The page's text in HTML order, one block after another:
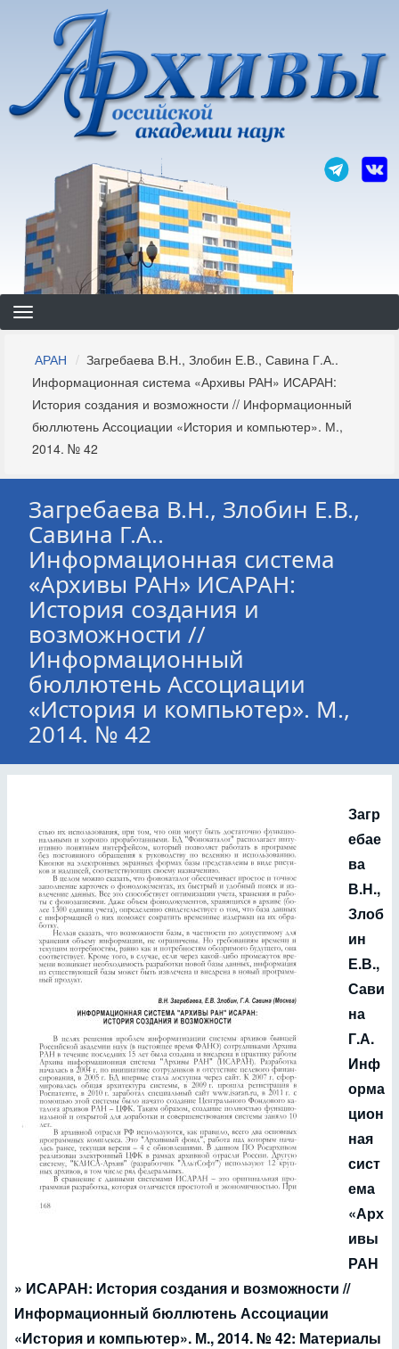
основному
содержанию
Строка
навигации
АРАН
Загребаева В.Н., Злобин Е.В., Савина Г.А..
Информационная система «Архивы РАН» ИСАРАН:
История создания и возможности // Информационный
бюллютень Ассоциации «История и компьютер». М.,
2014. № 42
Загребаева В.Н., Злобин Е.В.,
Савина Г.А..
Информационная система
«Архивы РАН» ИСАРАН:
История создания и
возможности //
Информационный
бюллютень Ассоциации
«История и компьютер». М.,
2014. № 42
Загр
ебае
ва
В.Н.,
Злоб
ин
Е.В.,
Сави
на
Г.А.
Инф
орма
цион
ная
сист
ема
«Арх
ивы
РАН
» ИСАРАН: История создания и возможности //
Информационный бюллютень Ассоциации
«История и компьютер». М., 2014. № 42: Материалы